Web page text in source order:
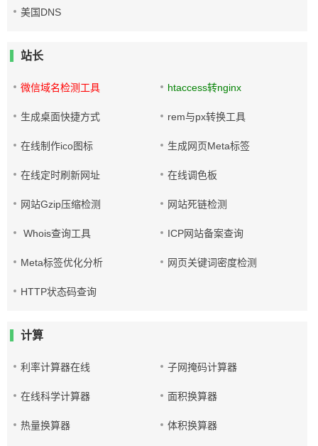
美国DNS
站长
微信域名检测工具 htaccess转nginx
生成桌面快捷方式 rem与px转换工具
在线制作ico图标 生成网页Meta标签
在线定时刷新网址 在线调色板
网站Gzip压缩检测 网站死链检测
Whois查询工具 ICP网站备案查询
Meta标签优化分析 网页关键词密度检测
HTTP状态码查询
计算
利率计算器在线 子网掩码计算器
在线科学计算器 面积换算器
热量换算器 体积换算器